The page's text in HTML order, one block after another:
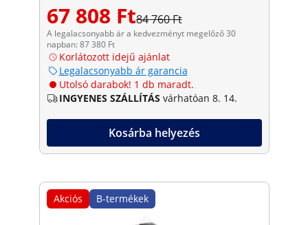
67 808 Ft84 760 Ft
A legalacsonyabb ár a kedvezményt megelőző 30
napban: 87 380 Ft
Korlátozott idejű ajánlat
Legalacsonyabb ár garancia
Utolsó darabok! 1 db maradt.
INGYENES SZÁLLÍTÁS várhatóan 8. 14.
Kosárba helyezés
Akciós B-termékek